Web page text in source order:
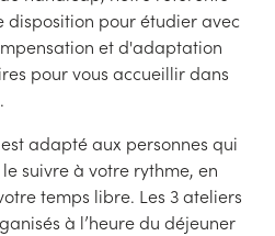
disposition pour étudier avec
et d'adaptation
pour vous accueillir dans
adapté aux personnes qui
suivre à votre rythme, en
temps libre. Les 3 ateliers
à l’heure du déjeuner